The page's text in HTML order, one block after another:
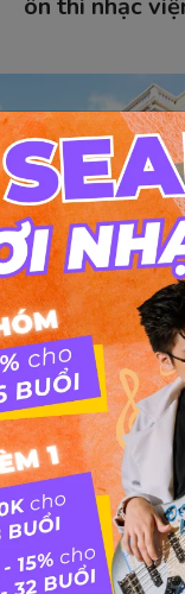
ôn thi nhạc
khi thi vào Nhạc
khi thi vào Nhạc
một khuôn khổ
là ngành thiên về
vào hệ Năng khiếu,